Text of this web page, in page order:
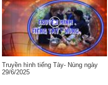
Truyền hình tiếng Tày- Nùng ngày
29/6/2025